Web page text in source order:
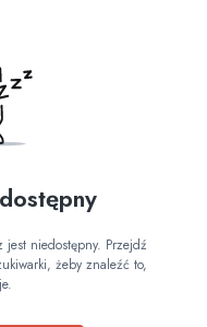
jest niedostępny. Przejdź
żeby znaleźć to,